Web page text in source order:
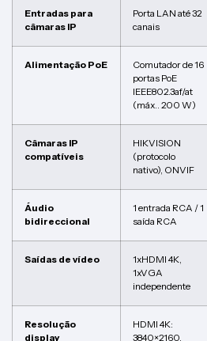
Entradas para
câmaras IP
Porta LAN até 32
canais
Alimentação PoE
Comutador de 16
portas PoE
IEEE802.3af/at
(máx.. 200 W)
Câmaras IP
compatíveis
HIKVISION
(protocolo
nativo), ONVIF
Áudio
bidireccional
1 entrada RCA / 1
saída RCA
Saídas de vídeo
1xHDMI 4K,
1xVGA
independente
Resolução
display
HDMI 4K:
3840×2160,